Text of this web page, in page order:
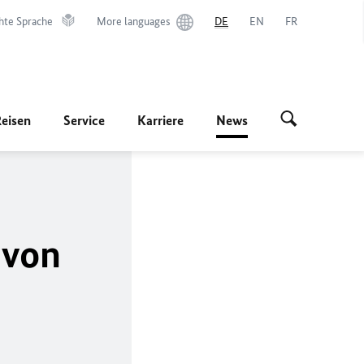
Sprache More languages DE EN FR
Service Karriere News